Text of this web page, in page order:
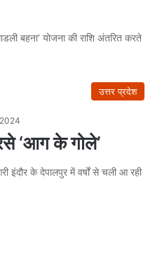
बहना’ योजना की राशि अंतरित करते
उत्तर प्रदेश
‘आग के गोले’
इंदौर के देपालपुर में वर्षों से चली आ रही